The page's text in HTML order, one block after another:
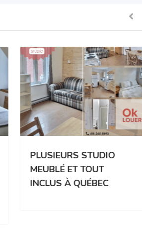
PLUSIEURS STUDIO
MEUBLÉ ET TOUT
INCLUS À QUÉBEC